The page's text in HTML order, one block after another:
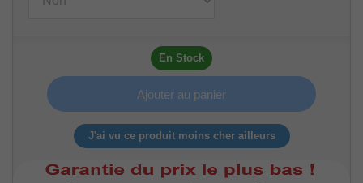
En Stock
Ajouter au panier
J'ai vu ce produit moins cher ailleurs